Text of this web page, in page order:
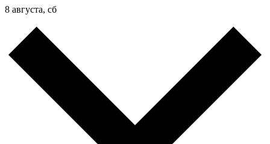
8 августа, сб